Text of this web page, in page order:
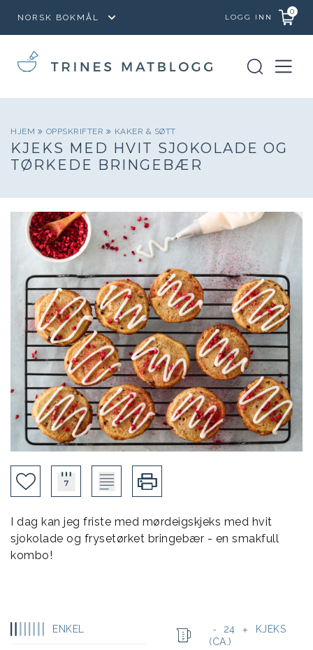
LOGG INN
0
HJEM OPPSKRIFTER KAKER & SØTT
KJEKS MED HVIT SJOKOLADE OG
TØRKEDE BRINGEBÆR
I dag kan jeg friste med mørdeigskjeks med hvit
sjokolade og frysetørket bringebær - en smakfull
kombo!
ENKEL - 24 +
KJEKS
(CA.)